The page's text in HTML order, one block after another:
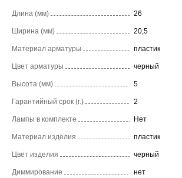
Длина (мм) 26
Ширина (мм) 20,5
Материал арматуры пластик
Цвет арматуры черный
Высота (мм) 5
Гарантийный срок (г.) 2
Лампы в комплекте Нет
Материал изделия пластик
Цвет изделия черный
Диммирование нет